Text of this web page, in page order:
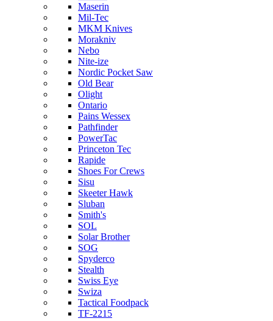
Maserin
Mil-Tec
MKM Knives
Morakniv
Nebo
Nite-ize
Nordic Pocket Saw
Old Bear
Olight
Ontario
Pains Wessex
Pathfinder
PowerTac
Princeton Tec
Rapide
Shoes For Crews
Sisu
Skeeter Hawk
Sluban
Smith's
SOL
Solar Brother
SOG
Spyderco
Stealth
Swiss Eye
Swiza
Tactical Foodpack
TF-2215